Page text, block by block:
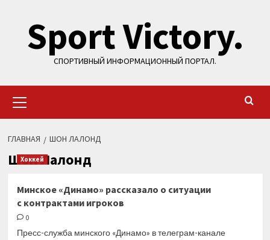
содержимому
Sport Victory.
СПОРТИВНЫЙ ИНФОРМАЦИОННЫЙ ПОРТАЛ.
меню
ГЛАВНАЯ ШОН ЛАЛОНД
Шон Лалонд
Хоккей
Минское «Динамо» рассказало о ситуации
с контрактами игроков
0
Пресс-служба минского «Динамо» в телеграм-канале